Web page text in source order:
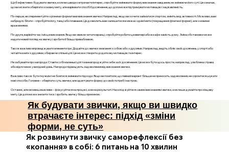
Щоб ефективно будувати звички, коли ви швидко втрачаєте інтерес, спробуйте змінювати форму виконання завдання, не змінюючи його суті. Це означає,
що ви можете зберігати основну мету, але варіювати спосіб її досягнення, що допоможе підтримувати мотивацію і зацікавленість.
По-перше, експериментуйте з різними форматами виконання звички. Наприклад, якщо ви хочете займатися спортом, змініть вид активності. Можливо, вам
набридло бігати – спробуйте йогу, танці або плавання. Це дозволить вам залишитися в межах однієї мети (покращення фізичної форми), але з новими
враженнями.
По-друге, варіюйте час і місце виконання. Якщо ви звикли читати вранці, спробуйте робити це ввечері або в кафе замість дому. Зміна обстановки може
надати новий погляд на звичку і зробити її більш привабливою.
Також важливо впроваджувати елементи гри. Додайте до звички змагання з собою або з друзями. Наприклад, ведіть облік своїх досягнень у спорті або
читайте книги з друзями, обираючи спільні цілі. Це може створити додаткову мотивацію та інтерес.
Не забувайте про нагороди. Ставте собі маленькі цілі та винагороджуйте себе за їх досягнення. Це може бути щось просте, наприклад, улюблена страва
або відпочинок у вихідний день. Нагороди підвищують задоволення від виконання звички.
Важливо також бути гнучким і не боятися змінювати підходи. Якщо ви помітили, що певний варіант більше не приносить задоволення, не соромтеся шукати
нові способи. Головне – зберігати суть звички, але адаптувати форму до своїх потреб і настрою.
Останнє, але не менш важливе – фокусуйтеся на процесі, а не на результаті. Насолоджуйтеся самим виконанням звички, а не лише думайте про кінцеву
мету. Це допоможе знизити тиск і зробить звичку більш приємною.
Як будувати звички, якщо ви швидко
втрачаєте інтерес: підхід «зміни
форми, не суть»
Як розвинути звичку саморефлексії без
«копання» в собі: 6 питань на 10 хвилин